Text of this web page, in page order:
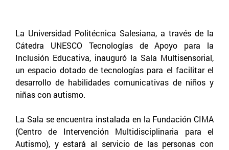
La Universidad Politécnica Salesiana, a través de la
Cátedra UNESCO Tecnologías de Apoyo para la
Inclusión Educativa, inauguró la Sala Multisensorial,
un espacio dotado de tecnologías para el facilitar el
desarrollo de habilidades comunicativas de niños y
niñas con autismo.
La Sala se encuentra instalada en la Fundación CIMA
(Centro de Intervención Multidisciplinaria para el
Autismo), y estará al servicio de las personas con